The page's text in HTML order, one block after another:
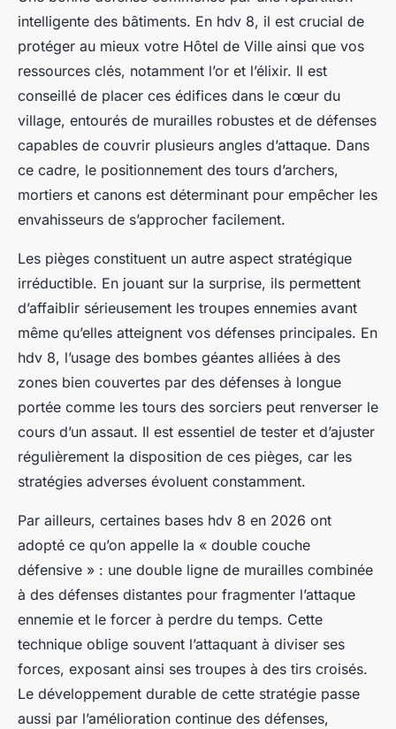
intelligente des bâtiments. En hdv 8, il est crucial de
protéger au mieux votre Hôtel de Ville ainsi que vos
ressources clés, notamment l’or et l’élixir. Il est
conseillé de placer ces édifices dans le cœur du
village, entourés de murailles robustes et de défenses
capables de couvrir plusieurs angles d’attaque. Dans
ce cadre, le positionnement des tours d’archers,
mortiers et canons est déterminant pour empêcher les
envahisseurs de s’approcher facilement.
Les pièges constituent un autre aspect stratégique
irréductible. En jouant sur la surprise, ils permettent
d’affaiblir sérieusement les troupes ennemies avant
même qu’elles atteignent vos défenses principales. En
hdv 8, l’usage des bombes géantes alliées à des
zones bien couvertes par des défenses à longue
portée comme les tours des sorciers peut renverser le
cours d’un assaut. Il est essentiel de tester et d’ajuster
régulièrement la disposition de ces pièges, car les
stratégies adverses évoluent constamment.
Par ailleurs, certaines bases hdv 8 en 2026 ont
adopté ce qu’on appelle la « double couche
défensive » : une double ligne de murailles combinée
à des défenses distantes pour fragmenter l’attaque
ennemie et le forcer à perdre du temps. Cette
technique oblige souvent l’attaquant à diviser ses
forces, exposant ainsi ses troupes à des tirs croisés.
Le développement durable de cette stratégie passe
aussi par l’amélioration continue des défenses,